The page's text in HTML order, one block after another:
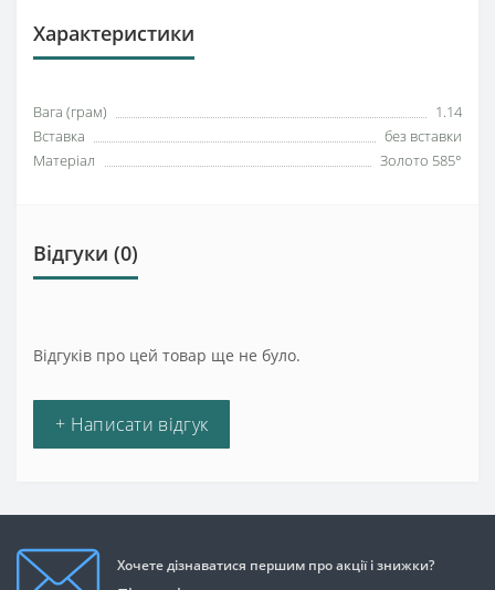
Характеристики
Вага (грам)
1.14
Вставка
без вставки
Матеріал
Золото 585°
Відгуки (0)
Відгуків про цей товар ще не було.
+ Написати відгук
Хочете дізнаватися першим про акції і знижки?